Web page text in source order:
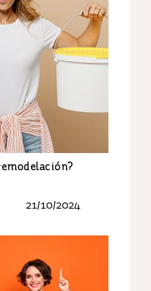
21/10/2024